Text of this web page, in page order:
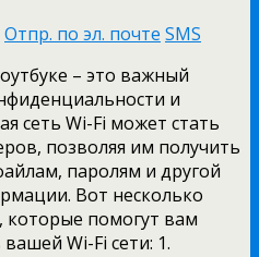
Отпр. по эл. почте SMS